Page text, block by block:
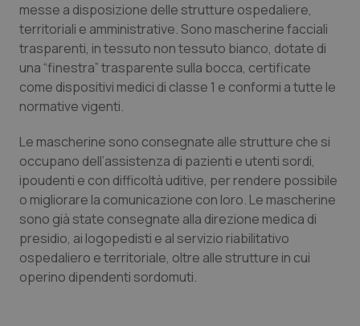
Campania
Emilia-Romagna
Friuli Venezia Giulia
Lazio
Liguria
Lombardia
Marche
Car-T
Colesterolo & coronaropatie
Dermatite Atopica
Diabete & glucometri
Disturbi dell’umore
Dolore
Donna & Salute
messe a disposizione delle strutture ospedaliere,
territoriali e amministrative. Sono mascherine facciali
trasparenti, in tessuto non tessuto bianco, dotate di
una “finestra” trasparente sulla bocca, certificate
come dispositivi medici di classe 1 e conformi a tutte le
normative vigenti.
Le mascherine sono consegnate alle strutture che si
occupano dell’assistenza di pazienti e utenti sordi,
ipoudenti e con difficoltà uditive, per rendere possibile
o migliorare la comunicazione con loro. Le mascherine
sono già state consegnate alla direzione medica di
presidio, ai logopedisti e al servizio riabilitativo
ospedaliero e territoriale, oltre alle strutture in cui
operino dipendenti sordomuti.